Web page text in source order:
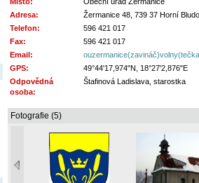
Adresa:
Žermanice 48, 739 37 Horní
Telefon:
596 421 017
Fax:
596 421 017
Email:
GPS:
49°44'17,974"N, 18°27'2,876"E
Odpovědná
osoba:
Štafinová Ladislava, starostka
Fotografie (5)